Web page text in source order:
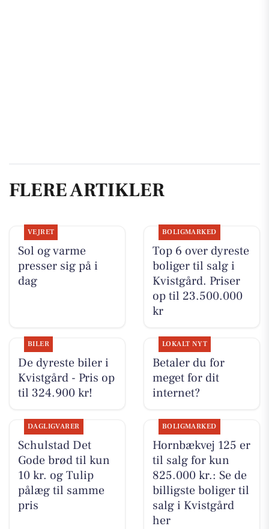
FLERE ARTIKLER
VEJRET
Sol og varme
presser sig på i
dag
BOLIGMARKED
Top 6 over dyreste
boliger til salg i
Kvistgård. Priser
op til 23.500.000
kr
BILER
De dyreste biler i
Kvistgård - Pris op
til 324.900 kr!
LOKALT NYT
Betaler du for
meget for dit
internet?
DAGLIGVARER
Schulstad Det
Gode brød til kun
10 kr. og Tulip
pålæg til samme
pris
BOLIGMARKED
Hornbækvej 125 er
til salg for kun
825.000 kr.: Se de
billigste boliger til
salg i Kvistgård
her